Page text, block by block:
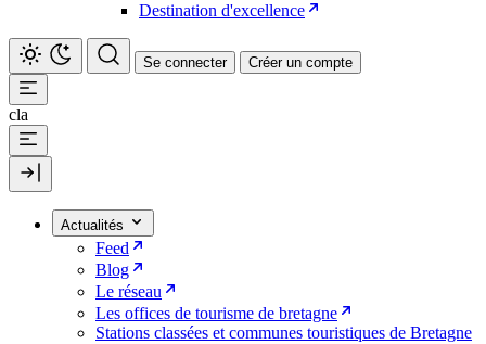
Destination d'excellence
Se connecter Créer un compte
cla
Actualités
Feed
Blog
Le réseau
Les offices de tourisme de bretagne
Stations classées et communes touristiques de Bretagne